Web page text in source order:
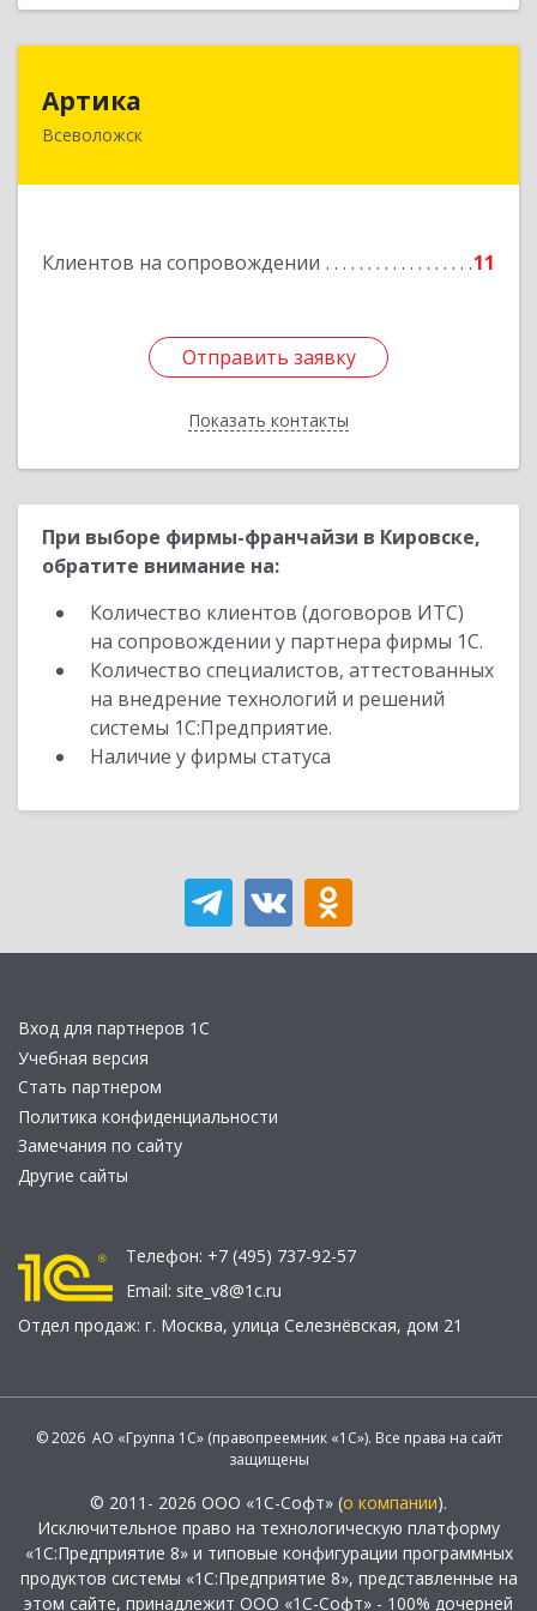
Артика
Всеволожск
Клиентов на сопровождении 11
Отправить заявку
Показать контакты
188645, Ленинградская обл, Всеволожск г,
Отправить заявку
Назад
При выборе фирмы-франчайзи в Кировске,
обратите внимание на:
Количество клиентов (договоров ИТС)
на сопровождении у партнера фирмы 1С.
Количество специалистов, аттестованных
на внедрение технологий и решений
системы 1С:Предприятие.
Наличие у фирмы статуса
Вход для партнеров 1С
Учебная версия
Стать партнером
Политика конфиденциальности
Замечания по сайту
Другие сайты
Телефон: +7 (495) 737-92-57
Email: site_v8@1c.ru
Отдел продаж: г. Москва, улица Селезнёвская, дом 21
© 2026 АО «Группа 1С» (правопреемник «1С»). Все права на сайт
защищены
© 2011- 2026 ООО «1С-Софт» (о компании).
Исключительное право на технологическую платформу
«1С:Предприятие 8» и типовые конфигурации программных
продуктов системы «1С:Предприятие 8», представленные на
этом сайте, принадлежит ООО «1С-Софт» - 100% дочерней